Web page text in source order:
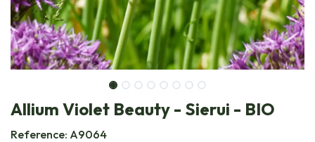
Allium Violet Beauty - Sierui - BIO
Reference: A9064